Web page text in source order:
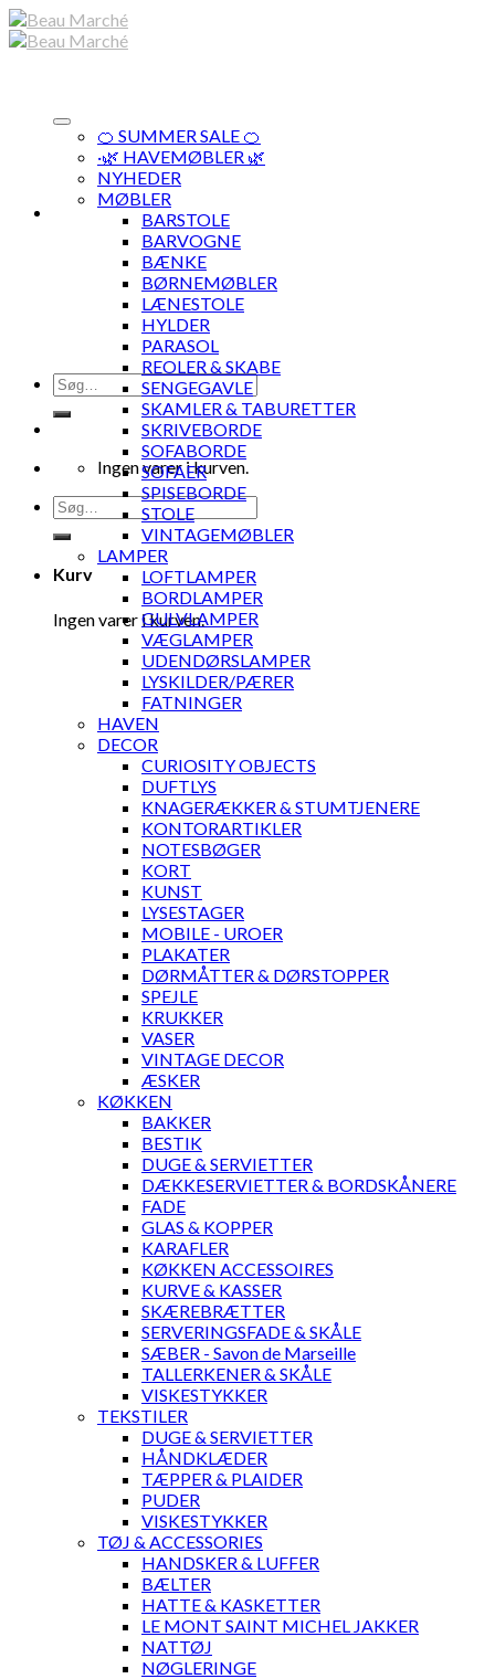
Skip
to
Søg
efter:
Ingen varer i kurven.
Søg
efter:
Kurv
Ingen varer i kurven.
🍊 SUMMER SALE 🍊
·🌿 HAVEMØBLER 🌿
NYHEDER
MØBLER
BARSTOLE
BARVOGNE
BÆNKE
BØRNEMØBLER
LÆNESTOLE
HYLDER
PARASOL
REOLER & SKABE
SENGEGAVLE
SKAMLER & TABURETTER
SKRIVEBORDE
SOFABORDE
SOFAER
SPISEBORDE
STOLE
VINTAGEMØBLER
LAMPER
LOFTLAMPER
BORDLAMPER
GULVLAMPER
VÆGLAMPER
UDENDØRSLAMPER
LYSKILDER/PÆRER
FATNINGER
HAVEN
DECOR
CURIOSITY OBJECTS
DUFTLYS
KNAGERÆKKER & STUMTJENERE
KONTORARTIKLER
NOTESBØGER
KORT
KUNST
LYSESTAGER
MOBILE - UROER
PLAKATER
DØRMÅTTER & DØRSTOPPER
SPEJLE
KRUKKER
VASER
VINTAGE DECOR
ÆSKER
KØKKEN
BAKKER
BESTIK
DUGE & SERVIETTER
DÆKKESERVIETTER & BORDSKÅNERE
FADE
GLAS & KOPPER
KARAFLER
KØKKEN ACCESSOIRES
KURVE & KASSER
SKÆREBRÆTTER
SERVERINGSFADE & SKÅLE
SÆBER - Savon de Marseille
TALLERKENER & SKÅLE
VISKESTYKKER
TEKSTILER
DUGE & SERVIETTER
HÅNDKLÆDER
TÆPPER & PLAIDER
PUDER
VISKESTYKKER
TØJ & ACCESSORIES
HANDSKER & LUFFER
BÆLTER
HATTE & KASKETTER
LE MONT SAINT MICHEL JAKKER
NATTØJ
NØGLERINGE